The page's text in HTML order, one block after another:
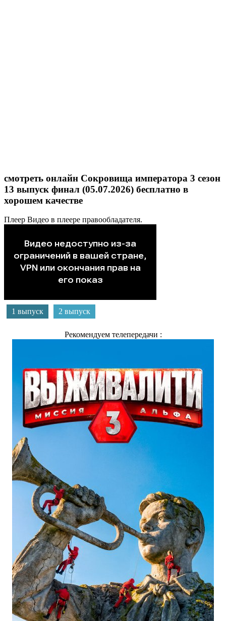
смотреть онлайн Сокровища императора 3 сезон
13 выпуск финал (05.07.2026) бесплатно в
хорошем качестве
Плеер Видео в плеере правообладателя.
1 выпуск 2 выпуск
Рекомендуем телепередачи :